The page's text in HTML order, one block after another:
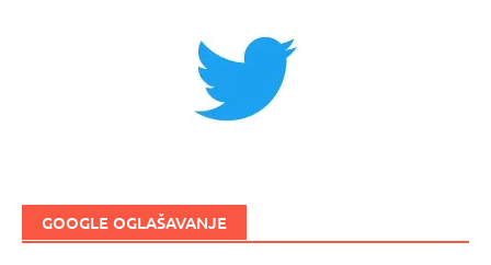
GOOGLE OGLAŠAVANJE